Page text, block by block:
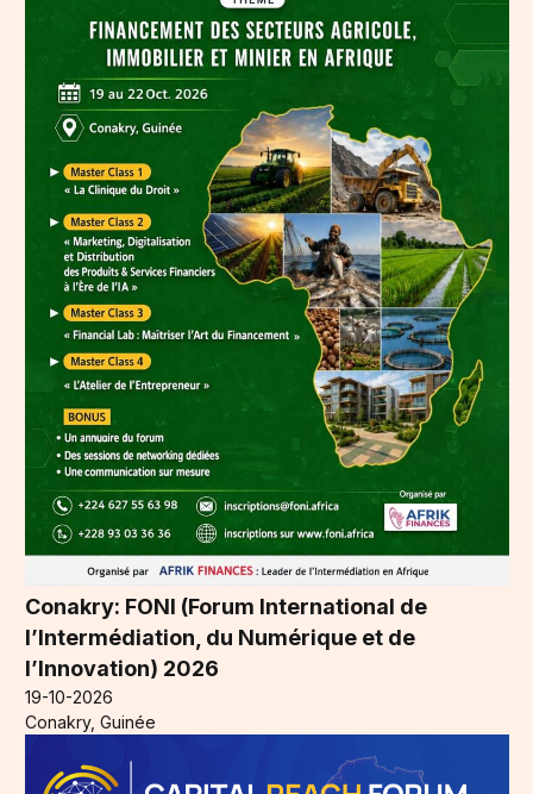
Conakry: FONI (Forum International de
l’Intermédiation, du Numérique et de
l’Innovation) 2026
19-10-2026
Conakry, Guinée